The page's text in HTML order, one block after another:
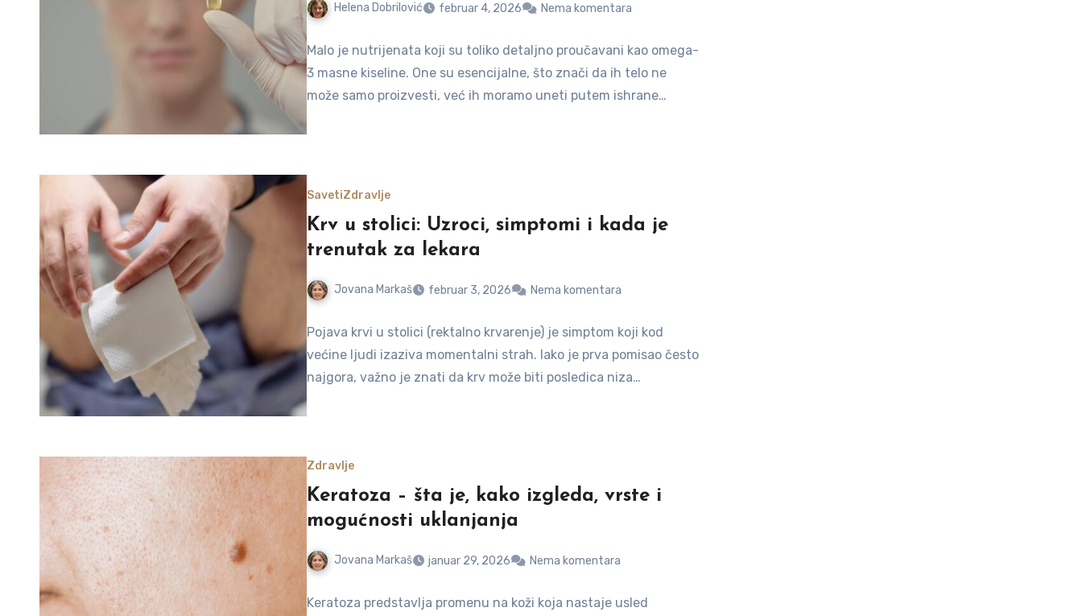
Helena Dobrilović februar 4, 2026 Nema komentara
Malo je nutrijenata koji su toliko detaljno proučavani kao omega-
3 masne kiseline. One su esencijalne, što znači da ih telo ne
može samo proizvesti, već ih moramo uneti putem ishrane…
SavetiZdravlje
Krv u stolici: Uzroci, simptomi i kada je
trenutak za lekara
Jovana Markaš februar 3, 2026 Nema komentara
Pojava krvi u stolici (rektalno krvarenje) je simptom koji kod
većine ljudi izaziva momentalni strah. Iako je prva pomisao često
najgora, važno je znati da krv može biti posledica niza…
Zdravlje
Keratoza – šta je, kako izgleda, vrste i
mogućnosti uklanjanja
Jovana Markaš januar 29, 2026 Nema komentara
Keratoza predstavlja promenu na koži koja nastaje usled